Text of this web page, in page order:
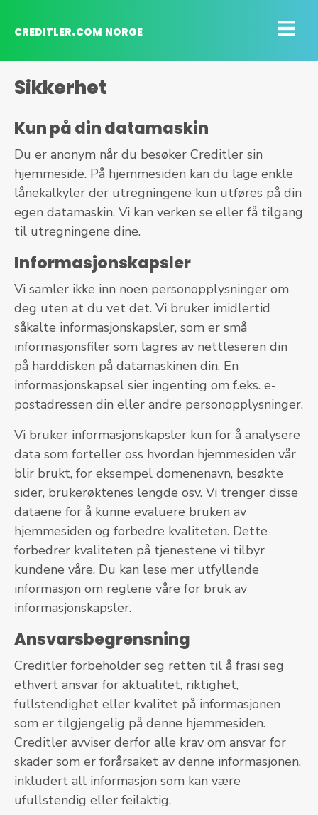
creditler.com norge
Sikkerhet
Kun på din datamaskin
Du er anonym når du besøker Creditler sin
hjemmeside. På hjemmesiden kan du lage enkle
lånekalkyler der utregningene kun utføres på din
egen datamaskin. Vi kan verken se eller få tilgang
til utregningene dine.
Informasjonskapsler
Vi samler ikke inn noen personopplysninger om
deg uten at du vet det. Vi bruker imidlertid
såkalte informasjonskapsler, som er små
informasjonsfiler som lagres av nettleseren din
på harddisken på datamaskinen din. En
informasjonskapsel sier ingenting om f.eks. e-
postadressen din eller andre personopplysninger.
Vi bruker informasjonskapsler kun for å analysere
data som forteller oss hvordan hjemmesiden vår
blir brukt, for eksempel domenenavn, besøkte
sider, brukerøktenes lengde osv. Vi trenger disse
dataene for å kunne evaluere bruken av
hjemmesiden og forbedre kvaliteten. Dette
forbedrer kvaliteten på tjenestene vi tilbyr
kundene våre. Du kan lese mer utfyllende
informasjon om reglene våre for bruk av
informasjonskapsler.
Ansvarsbegrensning
Creditler forbeholder seg retten til å frasi seg
ethvert ansvar for aktualitet, riktighet,
fullstendighet eller kvalitet på informasjonen
som er tilgjengelig på denne hjemmesiden.
Creditler avviser derfor alle krav om ansvar for
skader som er forårsaket av denne informasjonen,
inkludert all informasjon som kan være
ufullstendig eller feilaktig.